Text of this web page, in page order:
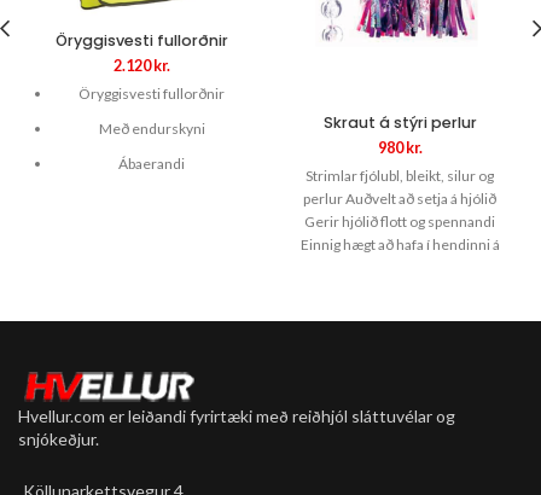
Öryggisvesti fullorðnir
2.120 kr.
Öryggisvesti fullorðnir
Með endurskyni
Ábaerandi
Skraut á stýri perlur
980 kr.
Strimlar fjólubl, bleikt, silur og
perlur Auðvelt að setja á hjólið
Gerir hjólið flott og spennandi
Einnig hægt að hafa í hendinni á
Hvellur.com er leiðandi fyrirtæki með reiðhjól sláttuvélar og
snjókeðjur.
Köllunarkettsvegur 4,